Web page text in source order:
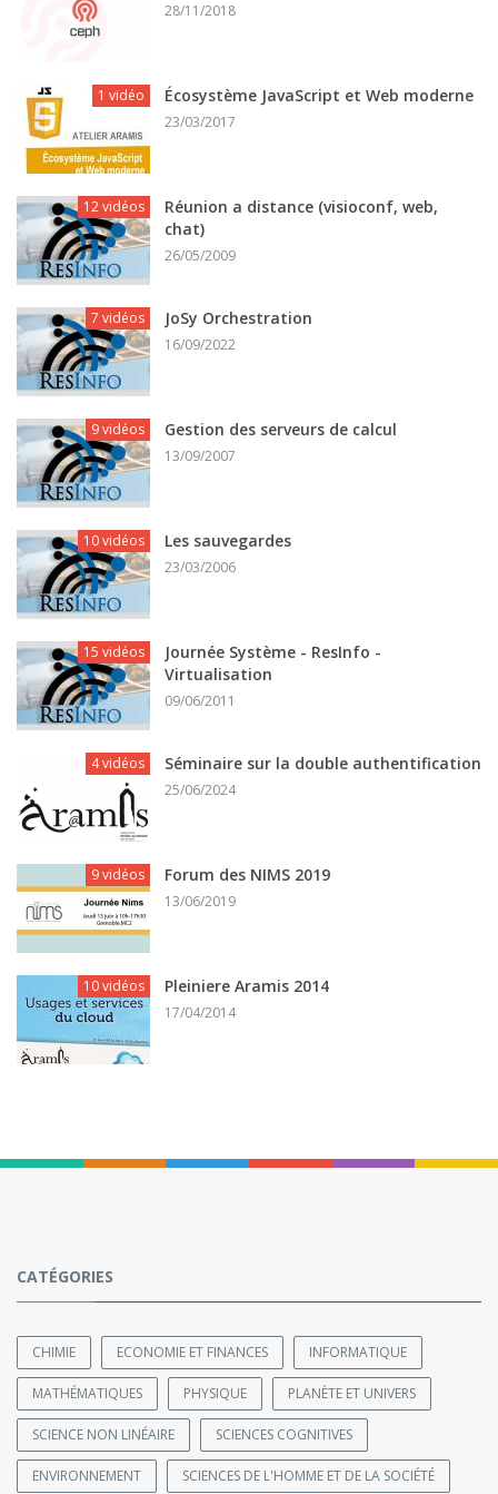
28/11/2018
1 vidéo Écosystème JavaScript et Web moderne
23/03/2017
12 vidéos
Réunion a distance (visioconf, web,
chat)
26/05/2009
7 vidéos JoSy Orchestration
16/09/2022
9 vidéos Gestion des serveurs de calcul
13/09/2007
10 vidéos Les sauvegardes
23/03/2006
15 vidéos
Journée Système - ResInfo -
Virtualisation
09/06/2011
4 vidéos Séminaire sur la double authentification
25/06/2024
9 vidéos Forum des NIMS 2019
13/06/2019
10 vidéos Pleiniere Aramis 2014
17/04/2014
CATÉGORIES
CHIMIE ECONOMIE ET FINANCES INFORMATIQUE
MATHÉMATIQUES PHYSIQUE PLANÈTE ET UNIVERS
SCIENCE NON LINÉAIRE SCIENCES COGNITIVES
ENVIRONNEMENT SCIENCES DE L'HOMME ET DE LA SOCIÉTÉ